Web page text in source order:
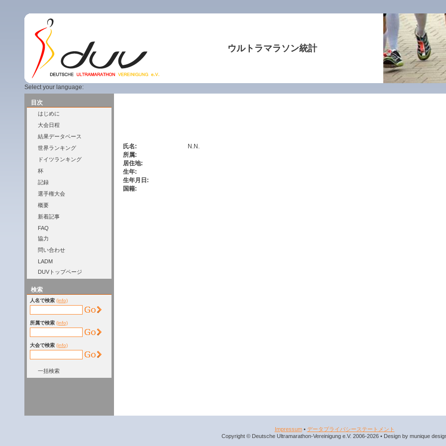
ウルトラマラソン統計
Select your language:
目次
はじめに
大会日程
結果データベース
世界ランキング
ドイツランキング
杯
記録
選手権大会
概要
新着記事
FAQ
協力
問い合わせ
LADM
DUVトップページ
検索
人名で検索 (info)
所属で検索 (info)
大会で検索 (info)
一括検索
氏名:
N.N.
所属:
居住地:
生年:
生年月日:
国籍:
Impressum• データプライバシーステートメント
Copyright © Deutsche Ultramarathon-Vereinigung e.V. 2006-2026 • Design by munique